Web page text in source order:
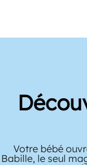
Picoti
de 9 mois à 3